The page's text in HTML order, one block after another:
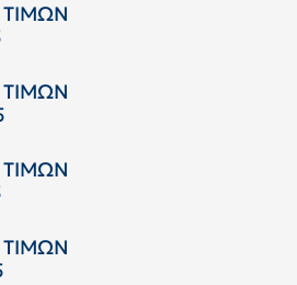
ΤΙΜΩΝ
ΤΙΜΩΝ
ΤΙΜΩΝ
ΤΙΜΩΝ